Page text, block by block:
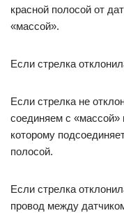
красной полосой от
«массой».
Если стрелка
Если стрелка не
соединяем с «массой»
которому
полосой.
Если стрелка
провод между